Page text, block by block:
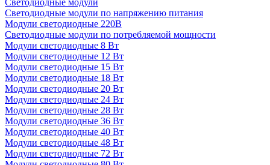
Светодиодные модули
Светодиодные модули по напряжению питания
Модули светодиодные 220В
Светодиодные модули по потребляемой мощности
Модули светодиодные 8 Вт
Модули светодиодные 12 Вт
Модули светодиодные 15 Вт
Модули светодиодные 18 Вт
Модули светодиодные 20 Вт
Модули светодиодные 24 Вт
Модули светодиодные 28 Вт
Модули светодиодные 36 Вт
Модули светодиодные 40 Вт
Модули светодиодные 48 Вт
Модули светодиодные 72 Вт